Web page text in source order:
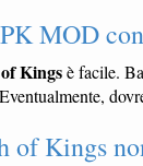
MOD
Kingsè facile.
of Kings